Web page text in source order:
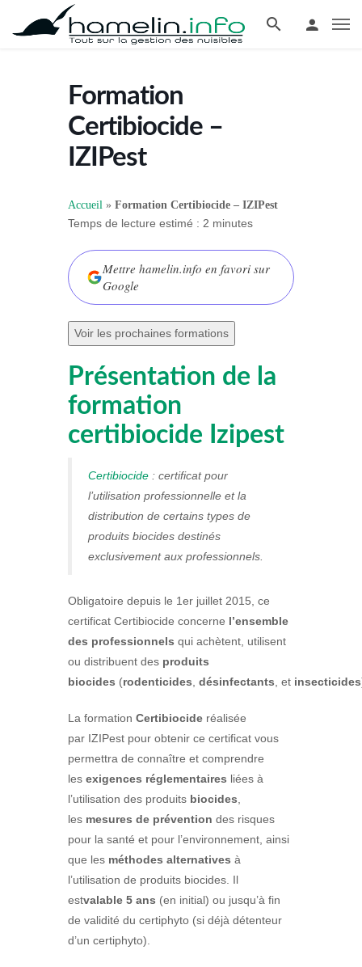
Formation
Certibiocide –
IZIPest
Accueil » Formation Certibiocide – IZIPest
Temps de lecture estimé : 2 minutes
Mettre hamelin.info en favori sur
Google
Voir les prochaines formations
Présentation de la
formation
certibiocide Izipest
Certibiocide : certificat pour
l’utilisation professionnelle et la
distribution de certains types de
produits biocides destinés
exclusivement aux professionnels.
Obligatoire depuis le 1er juillet 2015, ce
certificat Certibiocide concerne l’ensemble
des professionnels qui achètent, utilisent
ou distribuent des produits
biocides (rodenticides désinfectants et insecticides
La formation Certibiocide réalisée
par IZIPest pour obtenir ce certificat vous
permettra de connaître et comprendre
les exigences réglementaires liées à
l’utilisation des produits biocides
les mesures de prévention des risques
pour la santé et pour l’environnement, ainsi
que les méthodes alternatives à
l’utilisation de produits biocides. Il
estvalable 5 ans (en initial) ou jusqu’à fin
de validité du certiphyto (si déjà détenteur
d’un certiphyto).